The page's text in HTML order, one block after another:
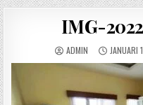
IMG-
AUTHOR:
ADMIN